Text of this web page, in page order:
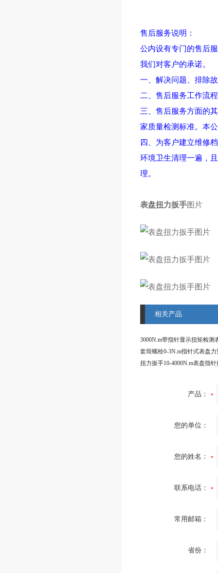
售后服务说明：
公内设有专门的售后
我们对客户的承诺。
一、解决问题、排除
二、售后服务工作流
三、售后服务方面的
家质量检测标准。本
四、为客户建立维修
环境卫生清理一遍，
理。
表盘扭力扳手图片
相关产品
产品：
您的单位：
您的姓名：
联系电话：
常用邮箱：
省份：